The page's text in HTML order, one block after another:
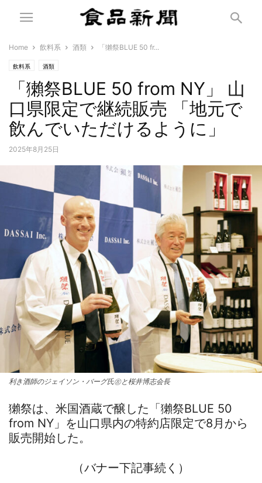
Home 飲料系 酒類 「獺祭BLUE 50 fr...
飲料系 酒類
「獺祭BLUE 50 from NY」 山
口県限定で継続販売 「地元で
飲んでいただけるように」
2025年8月25日
利き酒師のジェイソン・バーグ氏㊧と桜井博志会長
獺祭は、米国酒蔵で醸した「獺祭BLUE 50
from NY」を山口県内の特約店限定で8月から
販売開始した。
（バナー下記事続く）